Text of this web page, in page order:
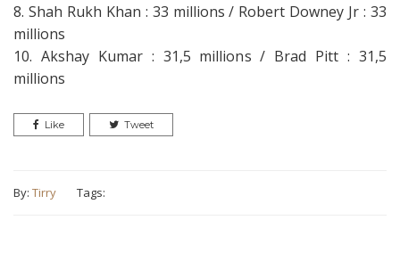
8. Shah Rukh Khan : 33 millions / Robert Downey Jr : 33
millions
10. Akshay Kumar : 31,5 millions / Brad Pitt : 31,5
millions
Like Tweet
By: Tirry Tags: